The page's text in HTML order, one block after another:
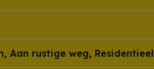
Aan rustige weg, Residentieel